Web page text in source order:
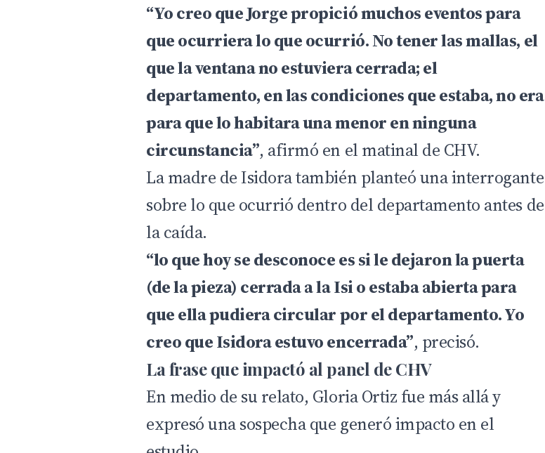
“Yo creo que Jorge propició muchos eventos para
que ocurriera lo que ocurrió. No tener las mallas, el
que la ventana no estuviera cerrada; el
departamento, en las condiciones que estaba, no era
para que lo habitara una menor en ninguna
circunstancia”, afirmó en el matinal de CHV.
La madre de Isidora también planteó una interrogante
sobre lo que ocurrió dentro del departamento antes de
la caída.
“lo que hoy se desconoce es si le dejaron la puerta
(de la pieza) cerrada a la Isi o estaba abierta para
que ella pudiera circular por el departamento. Yo
creo que Isidora estuvo encerrada”, precisó.
La frase que impactó al panel de CHV
En medio de su relato, Gloria Ortiz fue más allá y
expresó una sospecha que generó impacto en el